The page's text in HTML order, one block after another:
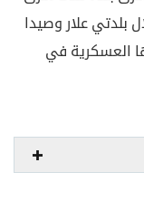
بلدتي علار وصيدا
العسكرية في